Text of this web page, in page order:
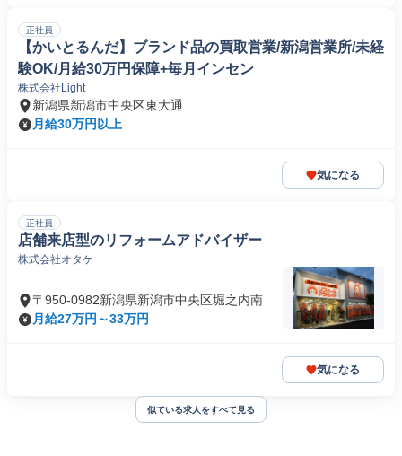
正社員
【かいとるんだ】ブランド品の買取営業/新潟営業所/未経
験OK/月給30万円保障+毎月インセン
株式会社Light
新潟県新潟市中央区東大通
月給30万円以上
気になる
正社員
店舗来店型のリフォームアドバイザー
株式会社オタケ
〒950-0982新潟県新潟市中央区堀之内南
月給27万円～33万円
気になる
似ている求人をすべて見る